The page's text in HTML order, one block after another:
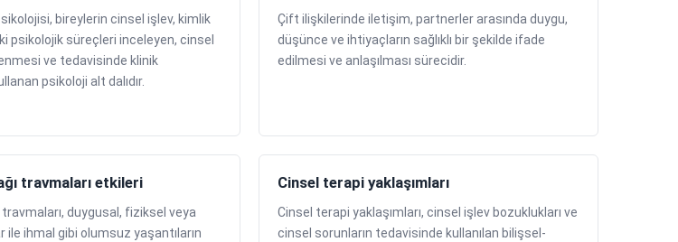
bireylerin cinsel işlev, kimlik
psikolojik süreçleri inceleyen, cinsel
ve tedavisinde klinik
psikoloji alt dalıdır.
Çift ilişkilerinde iletişim, partnerler arasında duygu,
düşünce ve ihtiyaçların sağlıklı bir şekilde ifade
edilmesi ve anlaşılması sürecidir.
travmaları etkileri
travmaları, duygusal, fiziksel veya
ihmal gibi olumsuz yaşantıların
Cinsel terapi yaklaşımları
Cinsel terapi yaklaşımları, cinsel işlev bozuklukları ve
cinsel sorunların tedavisinde kullanılan bilişsel-